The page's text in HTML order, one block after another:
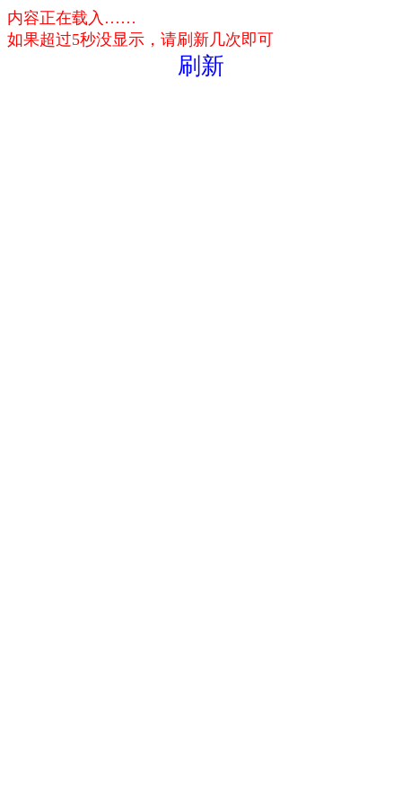
内容正在载入……
如果超过5秒没显示，请刷新几次即可
刷新